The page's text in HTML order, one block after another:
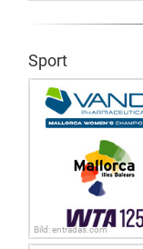
Sport
Bild: entradas.com